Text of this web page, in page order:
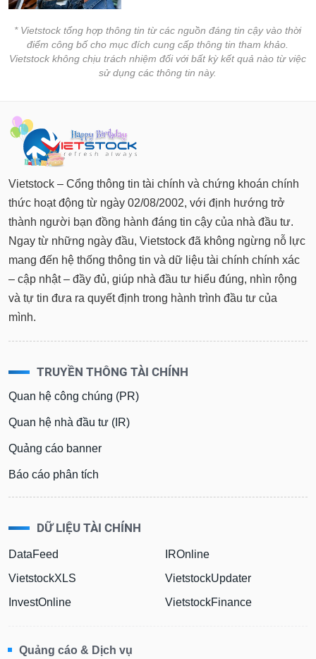
* Vietstock tổng hợp thông tin từ các nguồn đáng tin cậy vào thời
điểm công bố cho mục đích cung cấp thông tin tham khảo.
Vietstock không chịu trách nhiệm đối với bất kỳ kết quả nào từ việc
sử dụng các thông tin này.
Vietstock – Cổng thông tin tài chính và chứng khoán chính
thức hoạt động từ ngày 02/08/2002, với định hướng trở
thành người bạn đồng hành đáng tin cậy của nhà đầu tư.
Ngay từ những ngày đầu, Vietstock đã không ngừng nỗ lực
mang đến hệ thống thông tin và dữ liệu tài chính chính xác
– cập nhật – đầy đủ, giúp nhà đầu tư hiểu đúng, nhìn rộng
và tự tin đưa ra quyết định trong hành trình đầu tư của
mình.
TRUYỀN THÔNG TÀI CHÍNH
Quan hệ công chúng (PR)
Quan hệ nhà đầu tư (IR)
Quảng cáo banner
Báo cáo phân tích
DỮ LIỆU TÀI CHÍNH
DataFeed
VietstockXLS
InvestOnline
IROnline
VietstockUpdater
VietstockFinance
Quảng cáo & Dịch vụ